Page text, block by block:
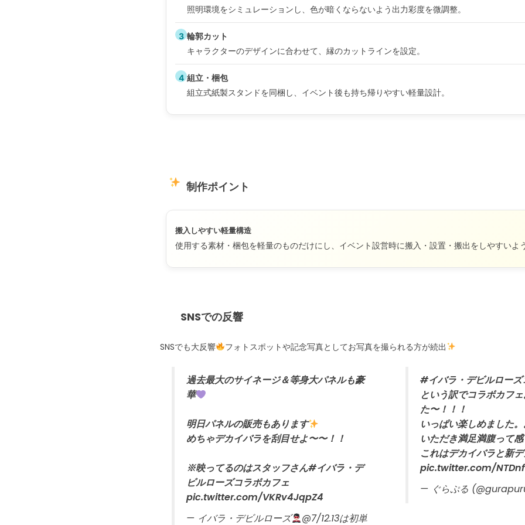
照明環境をシミュレーションし、色が暗くならないよう出力彩度を微調整。
3 輪郭カット
キャラクターのデザインに合わせて、縁のカットラインを設定。
4 組立・梱包
組立式紙製スタンドを同梱し、イベント後も持ち帰りやすい軽量設計。
制作ポイント
搬入しやすい軽量構造
使用する素材・梱包を軽量のものだけにし、イベント設営時に搬入・設置・搬出をしやすいよ
SNSでの反響
SNSでも大反響 フォトスポットや記念写真としてお写真を撮られる方が続出
過去最大のサイネージ＆等身大パネルも豪
華
明日パネルの販売もあります
めちゃデカイバラを刮目せよ〜〜！！
※映ってるのはスタッフさん#イバラ・デ
ビルローズコラボカフェ
pic.twitter.com/VKRv4JqpZ4
— イバラ・デビルローズ
@7/12.13は初単
#イバラ・デビルローズ
という訳でコラボカフ
た〜！！！
いっぱい楽しめました
いただき満足満腹って
これはデカイバラと新
pic.twitter.com/
— ぐらぷる